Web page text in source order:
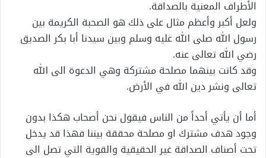
الأطراف المعنية بالصداقة.
ولعل أكبر وأعظم مثال على ذلك هو الصحبة الكريمة بين
رسول الله صلى الله عليه وسلم وبين سيدنا أبا بكر الصديق
رضي الله تعالى عنه.
وقد كانت بينهما مصلحة مشتركة وهي الدعوة الى الله
تعالى ونشر دين الله في الأرض.
أما أن يأتي أحداً من الناس فيقول نحن أصحاب هكذا بدون
وجود هدف مشترك او مصلحة محققة بيننا فهذا قد يدخل
تحت أصناف الصداقة غير الحقيقية والقوية التي تصل الى